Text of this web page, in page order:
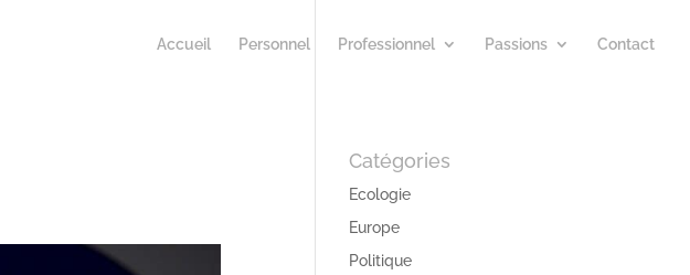
Accueil Personnel Professionnel Passions Contact
Catégories
Ecologie
Europe
Politique